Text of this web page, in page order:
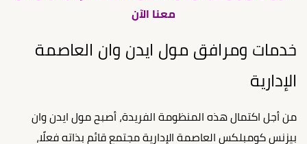
معنا الآن
خدمات ومرافق مول ايدن وان العاصمة
الإدارية
من أجل اكتمال هذه المنظومة الفريدة، أصبح مول ايدن وان
بيزنس كومبلكس العاصمة الإدارية مجتمع قائم بذاته فعلًا،